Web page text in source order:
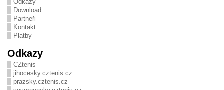
Odkazy
Download
Partneři
Kontakt
Platby
Odkazy
CZtenis
jihocesky.cztenis.cz
prazsky.cztenis.cz